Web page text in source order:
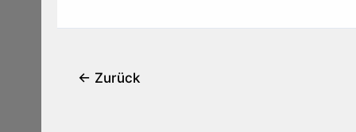
← Zurück